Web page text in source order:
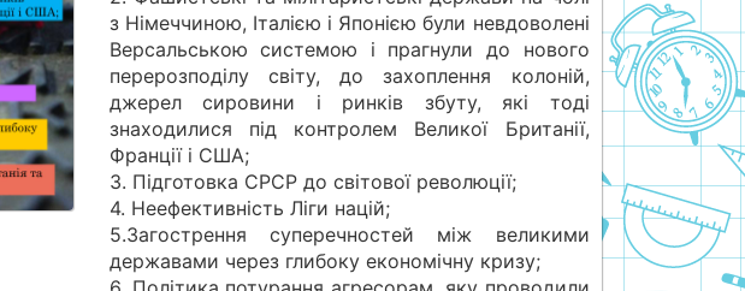
з Німеччиною, Італією і Японією були невдоволені
Версальською системою і прагнули до нового
перерозподілу світу, до захоплення колоній,
джерел сировини і ринків збуту, які тоді
знаходилися під контролем Великої Британії,
Франції і США;
3. Підготовка СРСР до світової революції;
4. Неефективність Ліги націй;
5.Загострення суперечностей між великими
державами через глибоку економічну кризу;